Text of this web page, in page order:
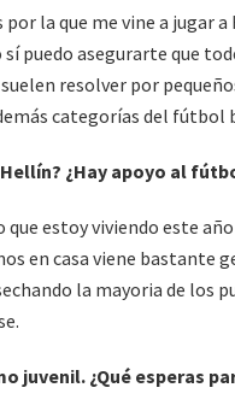
por la que me vine a
puedo asegurarte que
resolver por
categorías del fútbol
¿Hay apoyo al
estoy viviendo este
en casa viene bastante
la mayoria de los
juvenil. ¿Qué esperas